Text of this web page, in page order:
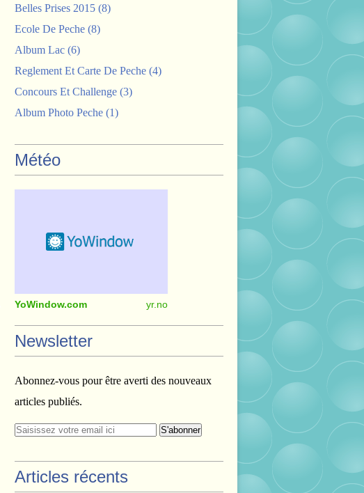
Belles Prises 2015 (8)
Ecole De Peche (8)
Album Lac (6)
Reglement Et Carte De Peche (4)
Concours Et Challenge (3)
Album Photo Peche (1)
Météo
YoWindow.com yr.no
Newsletter
Abonnez-vous pour être averti des nouveaux
articles publiés.
Articles récents